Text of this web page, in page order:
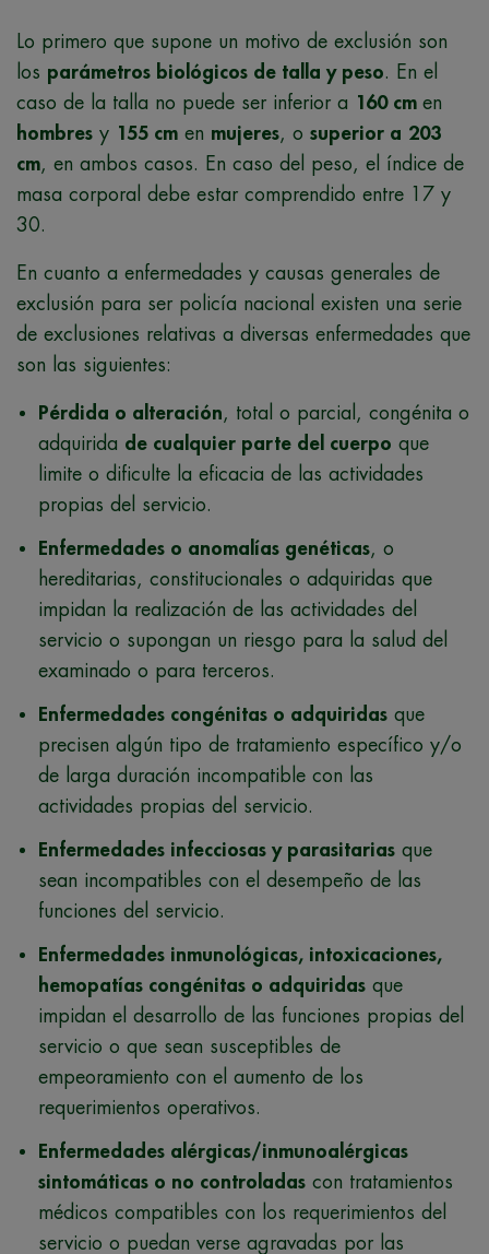
Lo primero que supone un motivo de exclusión son
los parámetros biológicos de talla y peso. En el
caso de la talla no puede ser inferior a 160 cm en
hombres y 155 cm en mujeres, o superior a 203
cm, en ambos casos. En caso del peso, el índice de
masa corporal debe estar comprendido entre 17 y
30.
En cuanto a enfermedades y causas generales de
exclusión para ser policía nacional existen una serie
de exclusiones relativas a diversas enfermedades que
son las siguientes:
Pérdida o alteración, total o parcial, congénita o
adquirida de cualquier parte del cuerpo que
limite o dificulte la eficacia de las actividades
propias del servicio.
Enfermedades o anomalías genéticas, o
hereditarias, constitucionales o adquiridas que
impidan la realización de las actividades del
servicio o supongan un riesgo para la salud del
examinado o para terceros.
Enfermedades congénitas o adquiridas que
precisen algún tipo de tratamiento específico y/o
de larga duración incompatible con las
actividades propias del servicio.
Enfermedades infecciosas y parasitarias que
sean incompatibles con el desempeño de las
funciones del servicio.
Enfermedades inmunológicas, intoxicaciones,
hemopatías congénitas o adquiridas que
impidan el desarrollo de las funciones propias del
servicio o que sean susceptibles de
empeoramiento con el aumento de los
requerimientos operativos.
Enfermedades alérgicas/inmunoalérgicas
sintomáticas o no controladas con tratamientos
médicos compatibles con los requerimientos del
servicio o puedan verse agravadas por las